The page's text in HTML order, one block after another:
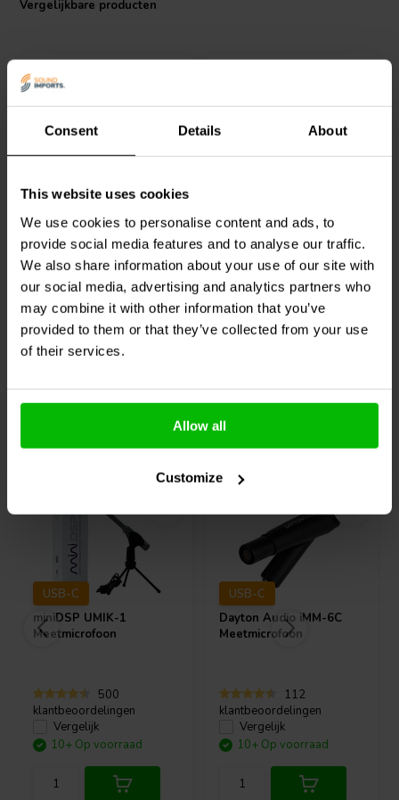
Consent Details About
This website uses cookies
We use cookies to personalise content and ads, to
provide social media features and to analyse our traffic.
We also share information about your use of our site with
our social media, advertising and analytics partners who
may combine it with other information that you’ve
provided to them or that they’ve collected from your use
of their services.
Allow all
Customize
De Audio Note Tantalum Non-Magnetic Resistor is geschikt voor
doe-het-zelf projecten, upgrades en reparaties in zowel
professionele als hobby-opstellingen. De robuuste constructie en
aandacht voor materiaalkwaliteit maken het een favoriete keuze in
circuits waar prestaties en duurzaamheid belangrijk zijn. Deze
componentenen andere passieve elementen, wat flexibiliteit
Vergelijkbare producten
MundorfMREU30-2,2T1C
1
klantbeoordelingen
Vergelijk
10+ Op voorraad
| 1%
0
klantbeoordelingen
Vergelijk
1 Op voorraad
USB-C
miniDSP UMIK-1
Meetmicrofoon
500
klantbeoordelingen
Vergelijk
10+ Op voorraad
USB-C
Dayton Audio iMM-6C
Meetmicrofoon
112
klantbeoordelingen
Vergelijk
10+ Op voorraad